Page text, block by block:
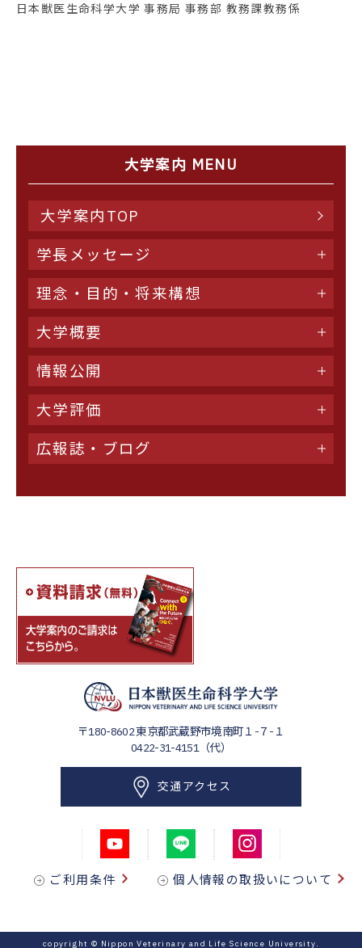
日本獣医生命科学大学 事務局 事務部 教務課教務係
大学案内 MENU
大学案内TOP
学長メッセージ
理念・目的・将来構想
大学概要
情報公開
大学評価
広報誌・ブログ
〒180-8602東京都武蔵野市境南町１-７-１
0422-31-4151（代）
交通アクセス
ご利用条件 個人情報の取扱いについて
copyright © Nippon Veterinary and Life Science University.